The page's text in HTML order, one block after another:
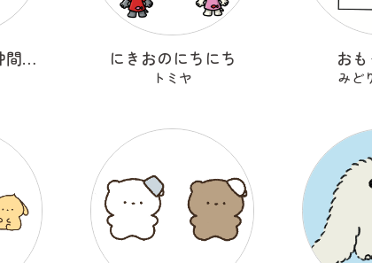
ハシビロ先輩と仲間たち にきおのにちにち
トミヤ
お
みど